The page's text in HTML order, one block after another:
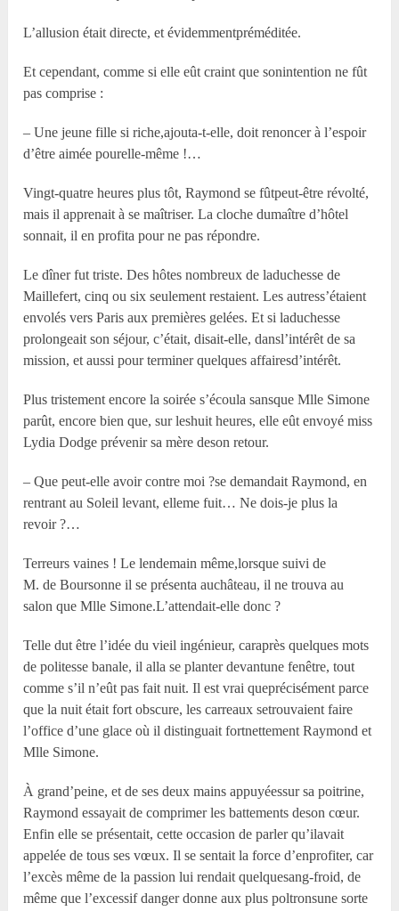
L’allusion était directe, et évidemmentpréméditée.
Et cependant, comme si elle eût craint que sonintention ne fût
pas comprise :
– Une jeune fille si riche,ajouta-t-elle, doit renoncer à l’espoir
d’être aimée pourelle-même !…
Vingt-quatre heures plus tôt, Raymond se fûtpeut-être révolté,
mais il apprenait à se maîtriser. La cloche dumaître d’hôtel
sonnait, il en profita pour ne pas répondre.
Le dîner fut triste. Des hôtes nombreux de laduchesse de
Maillefert, cinq ou six seulement restaient. Les autress’étaient
envolés vers Paris aux premières gelées. Et si laduchesse
prolongeait son séjour, c’était, disait-elle, dansl’intérêt de sa
mission, et aussi pour terminer quelques affairesd’intérêt.
Plus tristement encore la soirée s’écoula sansque Mlle Simone
parût, encore bien que, sur leshuit heures, elle eût envoyé miss
Lydia Dodge prévenir sa mère deson retour.
– Que peut-elle avoir contre moi ?se demandait Raymond, en
rentrant au Soleil levant, elleme fuit… Ne dois-je plus la
revoir ?…
Terreurs vaines ! Le lendemain même,lorsque suivi de
M. de Boursonne il se présenta auchâteau, il ne trouva au
salon que Mlle Simone.L’attendait-elle donc ?
Telle dut être l’idée du vieil ingénieur, caraprès quelques mots
de politesse banale, il alla se planter devantune fenêtre, tout
comme s’il n’eût pas fait nuit. Il est vrai queprécisément parce
que la nuit était fort obscure, les carreaux setrouvaient faire
l’office d’une glace où il distinguait fortnettement Raymond et
Mlle Simone.
À grand’peine, et de ses deux mains appuyéessur sa poitrine,
Raymond essayait de comprimer les battements deson cœur.
Enfin elle se présentait, cette occasion de parler qu’ilavait
appelée de tous ses vœux. Il se sentait la force d’enprofiter, car
l’excès même de la passion lui rendait quelquesang-froid, de
même que l’excessif danger donne aux plus poltronsune sorte